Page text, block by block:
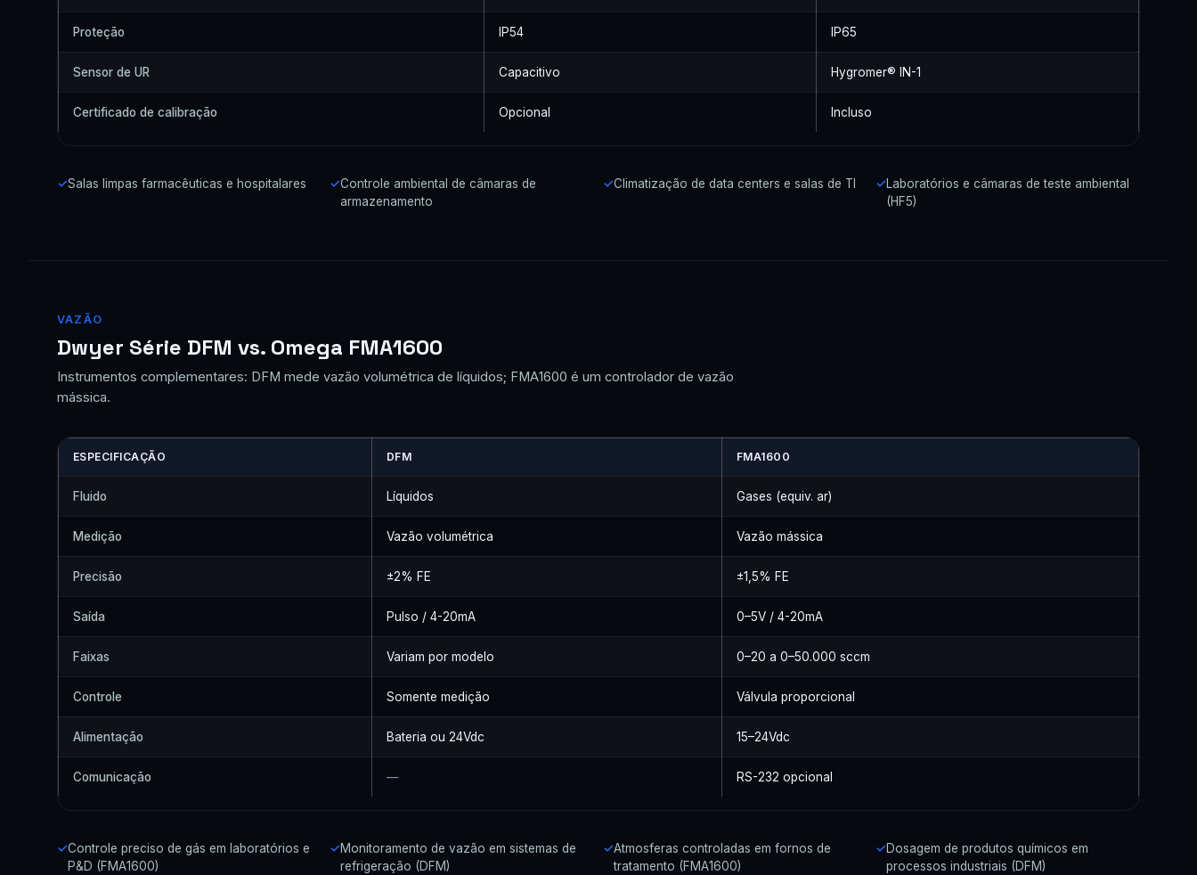
Proteção IP54 IP65
Sensor de UR Capacitivo Hygromer® IN-1
Certificado de calibração Opcional Incluso
Salas limpas farmacêuticas e hospitalares
Controle ambiental de câmaras de
armazenamento
Climatização de data centers e salas de TI
Laboratórios e câmaras de teste ambiental
(HF5)
VAZÃO
Dwyer Série DFM vs. Omega FMA1600
Instrumentos complementares: DFM mede vazão volumétrica de líquidos; FMA1600 é um controlador de vazão
mássica.
ESPECIFICAÇÃO DFM FMA1600
Fluido Líquidos Gases (equiv. ar)
Medição Vazão volumétrica Vazão mássica
Precisão ±2% FE ±1,5% FE
Saída Pulso / 4-20mA 0–5V / 4-20mA
Faixas Variam por modelo 0–20 a 0–50.000 sccm
Controle Somente medição Válvula proporcional
Alimentação Bateria ou 24Vdc 15–24Vdc
Comunicação — RS-232 opcional
Controle preciso de gás em laboratórios e
P&D (FMA1600)
Monitoramento de vazão em sistemas de
refrigeração (DFM)
Atmosferas controladas em fornos de
tratamento (FMA1600)
Dosagem de produtos químicos em
processos industriais (DFM)